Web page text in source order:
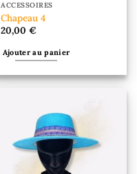
ACCESSOIRES
Chapeau 4
20,00€
Ajouter au panier